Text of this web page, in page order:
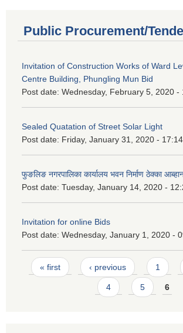
Public Procurement/
Invitation of Construction Works of Ward
Centre Building, Phungling Mun Bid
Post date: Wednesday, February 5, 2020 -
Sealed Quatation of Street Solar Light
Post date: Friday, January 31, 2020 - 17:14
फुङलिङ नगरपालिका कार्यालय भवन निर्माण ठेक्का
Post date: Tuesday, January 14, 2020 -
Invitation for online Bids
Post date: Wednesday, January 1, 2020 -
Pages
« first ‹ previous 1
4 5 6